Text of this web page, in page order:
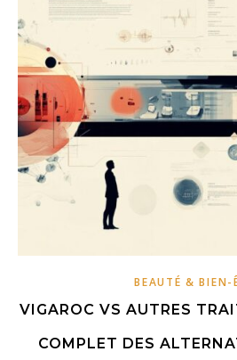
BEAUTÉ & BIEN-
VIGAROC VS AUTRES
COMPLET DES